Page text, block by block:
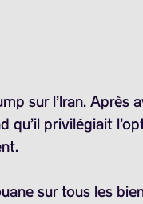
sur l’Iran. Après
qu’il privilégiait
sur tous les